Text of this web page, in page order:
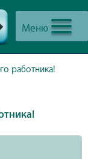
Меню
работника!